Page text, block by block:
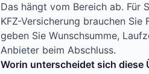
Das hängt vom Bereich ab. Für
KFZ-Versicherung brauchen
geben Sie Wunschsumme,
Anbieter beim Abschluss.
Worin unterscheidet sich diese